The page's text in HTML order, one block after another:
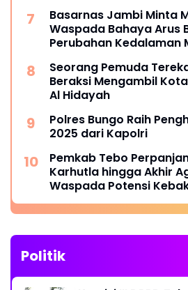
Basarnas Jambi Minta
Waspada Bahaya Arus
Perubahan Kedalaman
Batanghari
Seorang Pemuda
Beraksi Mengambil
Al Hidayah
Polres Bungo Raih
2025 dari Kapolri
Pemkab Tebo
Karhutla hingga Akhir
Waspada Potensi
Politik